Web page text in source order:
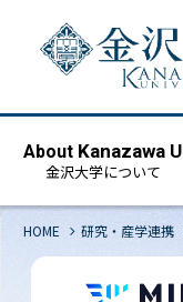
About Kanazawa U
金沢大学について
HOME chevron_right 研究・産学連携